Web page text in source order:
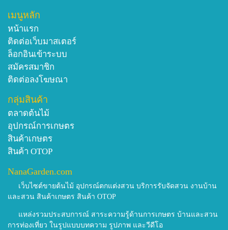
เมนูหลัก
หน้าแรก
ติดต่อเว็บมาสเตอร์
ล็อกอินเข้าระบบ
สมัครสมาชิก
ติดต่อลงโฆษณา
กลุ่มสินค้า
ตลาดต้นไม้
อุปกรณ์การเกษตร
สินค้าเกษตร
สินค้า OTOP
NanaGarden.com
เว็บไซต์ขายต้นไม้ อุปกรณ์ตกแต่งสวน บริการรับจัดสวน งานบ้าน
และสวน สินค้าเกษตร สินค้า OTOP
แหล่งรวมประสบการณ์ สาระความรู้ด้านการเกษตร บ้านและสวน
การท่องเที่ยว ในรูปแบบบทความ รูปภาพ และวีดีโอ